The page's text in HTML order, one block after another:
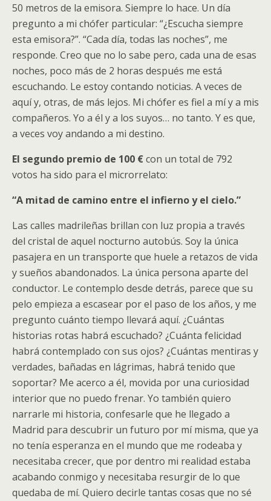
50 metros de la emisora. Siempre lo hace. Un día
pregunto a mi chófer particular: “¿Escucha siempre
esta emisora?”. “Cada día, todas las noches”, me
responde. Creo que no lo sabe pero, cada una de esas
noches, poco más de 2 horas después me está
escuchando. Le estoy contando noticias. A veces de
aquí y, otras, de más lejos. Mi chófer es fiel a mí y a mis
compañeros. Yo a él y a los suyos… no tanto. Y es que,
a veces voy andando a mi destino.
El segundo premio de 100 €con un total de 792
votos ha sido para el microrrelato:
“A mitad de camino entre el infierno y el cielo.”
Las calles madrileñas brillan con luz propia a través
del cristal de aquel nocturno autobús. Soy la única
pasajera en un transporte que huele a retazos de vida
y sueños abandonados. La única persona aparte del
conductor. Le contemplo desde detrás, parece que su
pelo empieza a escasear por el paso de los años, y me
pregunto cuánto tiempo llevará aquí. ¿Cuántas
historias rotas habrá escuchado? ¿Cuánta felicidad
habrá contemplado con sus ojos? ¿Cuántas mentiras y
verdades, bañadas en lágrimas, habrá tenido que
soportar? Me acerco a él, movida por una curiosidad
interior que no puedo frenar. Yo también quiero
narrarle mi historia, confesarle que he llegado a
Madrid para descubrir un futuro por mí misma, que ya
no tenía esperanza en el mundo que me rodeaba y
necesitaba crecer, que por dentro mi realidad estaba
acabando conmigo y necesitaba resurgir de lo que
quedaba de mí. Quiero decirle tantas cosas que no sé